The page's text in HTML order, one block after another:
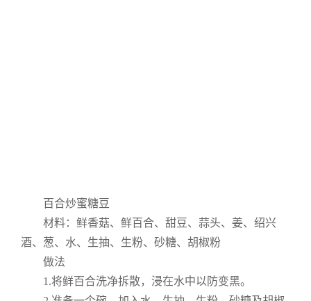
百合炒蜜糖豆
材料：鲜香菇、鲜百合、甜豆、蒜头、姜、绍兴
酒、葱、水、生抽、生粉、砂糖、胡椒粉
做法
1.将鲜百合洗净拆散，浸在水中以防变黑。